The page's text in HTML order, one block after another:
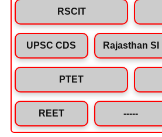
RSCIT
UPSC CDS Rajasthan SI
PTET
REET -----